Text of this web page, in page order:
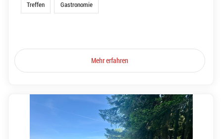
Treffen Gastronomie
Mehr erfahren